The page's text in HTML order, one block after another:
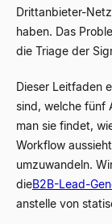
Drittanbieter-
haben. Das
die Triage der
Dieser Leitfaden
sind, welche fünf
man sie findet,
Workflow
umzuwandeln.
dieB2B-Lead-
anstelle von